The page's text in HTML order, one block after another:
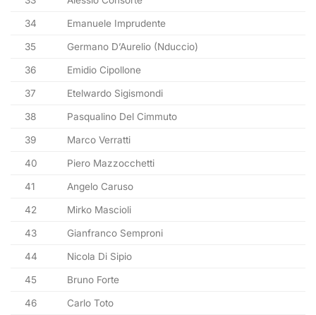
34 Emanuele Imprudente
35 Germano D’Aurelio (Nduccio)
36 Emidio Cipollone
37 Etelwardo Sigismondi
38 Pasqualino Del Cimmuto
39 Marco Verratti
40 Piero Mazzocchetti
41 Angelo Caruso
42 Mirko Mascioli
43 Gianfranco Semproni
44 Nicola Di Sipio
45 Bruno Forte
46 Carlo Toto